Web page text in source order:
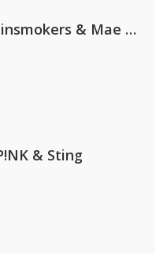
Alok, The Chainsmokers & Mae Stephens
& Sting